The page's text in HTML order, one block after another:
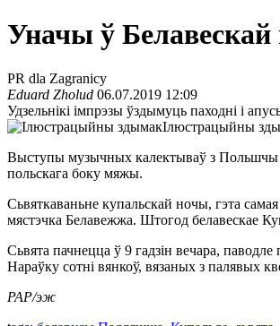
Уначы ў
PR dla Zagranicy
Eduard Zholud 06.07.2019 12:09
Удзельнікі імпрэзы ўздымуць паходні і
Ілюстрацыйны
Выступы музычных калектываў з Польшчы й
польскага боку мяжы.
Сьвяткаваньне купальскай ночы, гэта
мястэчка Белавежжа. Штогод белавескае
Сьвята пачнецца ў 9 гадзін вечара,
Нараўку сотні вянкоў, вязаных з палявых
PAP/эж